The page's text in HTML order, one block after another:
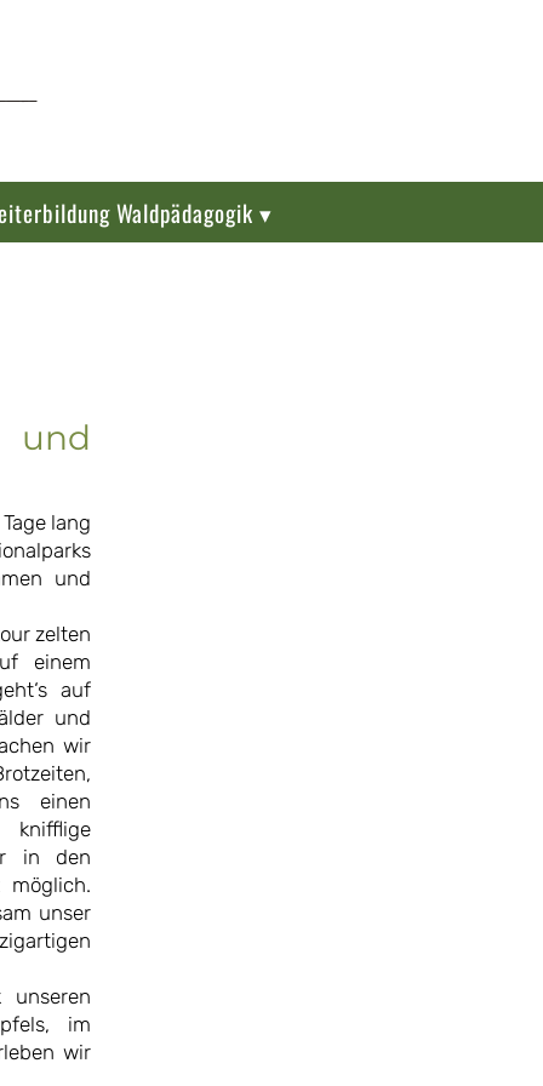
Waldpädagogik ▾
lang
und
zelten
einem
auf
und
wir
einen
knifflige
in den
möglich.
unser
im
wir